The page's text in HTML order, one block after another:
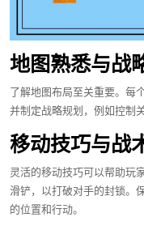
地图熟悉与战
了解地图布局至关重要。每
并制定战略规划，例如控制
移动技巧与战
灵活的移动技巧可以帮助玩
滑铲，以打破对手的封锁。
的位置和行动。